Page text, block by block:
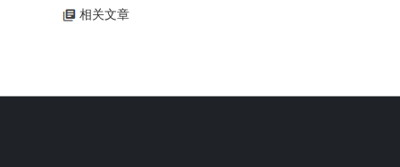
相关文章